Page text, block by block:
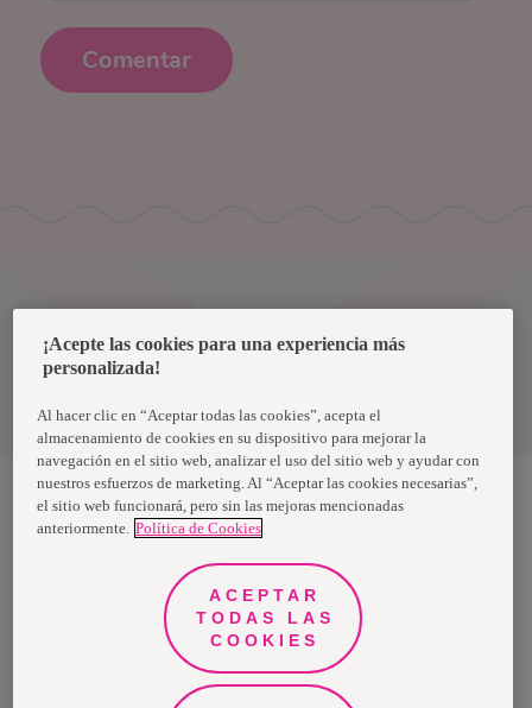
Comentar
Términos y condiciones
Nosotras, una marca de Essity - una compañía global líder en
mundo, utilizan nuestros productos, servicios y soluciones. Nuestro
propósito es romper barreras por el bienestar en beneficio de
consumidores, pacientes, cuidadores, clientes y la sociedad en
general. Vendemos en aproximadamente 150 países bajo las
principales marcas globales TENA y Tork, así como otras marcas
como Actimove, Cutimed, JOBST, Knix, Leukoplast, Libero, Libresse,
Lotus, Modibodi, Nosotras, Saba, Tempo, TOM Organic y Zewa. En
2024, Essity tuvo ventas de aproximadamente 13 mil millones de
euros y empleó a 36,000 personas. La sede de la compañía está
¡Acepte las cookies para una experiencia más
personalizada!
Al hacer clic en “Aceptar todas las cookies”, acepta el
almacenamiento de cookies en su dispositivo para mejorar la
navegación en el sitio web, analizar el uso del sitio web y ayudar con
nuestros esfuerzos de marketing. Al “Aceptar las cookies necesarias”,
el sitio web funcionará, pero sin las mejoras mencionadas
anteriormente. Política de Cookies
ACEPTAR
TODAS LAS
COOKIES